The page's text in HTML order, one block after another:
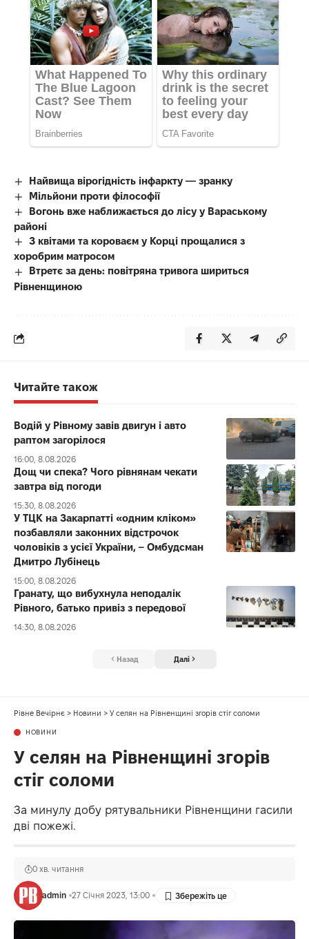
Найвища вірогідність інфаркту — зранку
Мільйони проти філософії
Вогонь вже наближається до лісу у Вараському
районі
З квітами та короваєм у Корці прощалися з
хоробрим матросом
Втретє за день: повітряна тривога шириться
Рівненщиною
Читайте також
Водій у Рівному завів двигун і авто
раптом загорілося
16:00, 8.08.2026
Дощ чи спека? Чого рівнянам чекати
завтра від погоди
15:30, 8.08.2026
У ТЦК на Закарпатті «одним кліком»
позбавляли законних відстрочок
чоловіків з усієї України, – Омбудсман
Дмитро Лубінець
15:00, 8.08.2026
Гранату, що вибухнула неподалік
Рівного, батько привіз з передової
14:30, 8.08.2026
Назад Далі
Рівне Вечірнє > Новини > У селян на Рівненщині згорів стіг соломи
НОВИНИ
У селян на Рівненщині згорів
стіг соломи
За минулу добу рятувальники Рівненщини гасили
дві пожежі.
admin 27 Січня 2023, 13:00
0 хв. читання